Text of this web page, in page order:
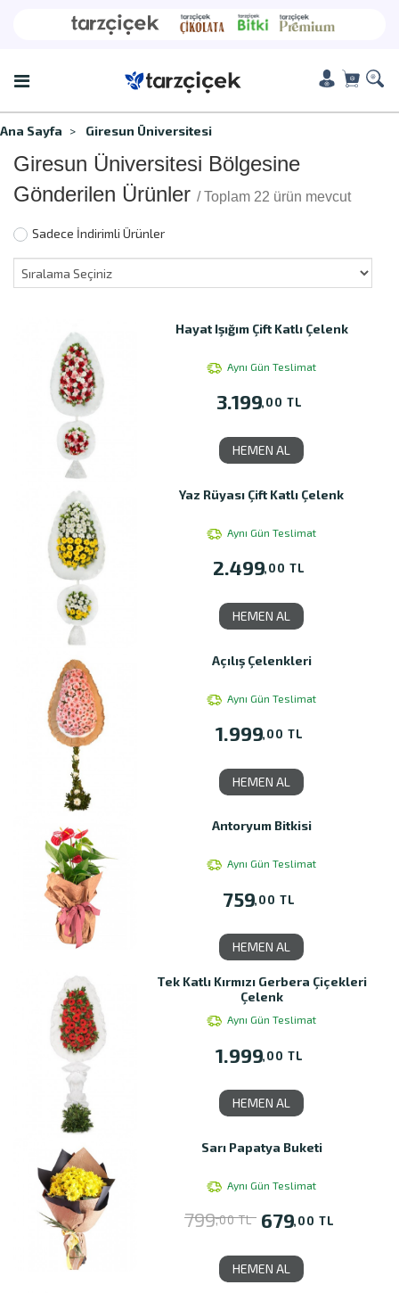
Ana Sayfa Giresun Üniversitesi
Giresun Üniversitesi Bölgesine
Gönderilen Ürünler / Toplam 22 ürün mevcut
Sadece İndirimli Ürünler
Hayat Işığım Çift Katlı Çelenk
Aynı Gün Teslimat
3.199,00 TL
HEMEN AL
Yaz Rüyası Çift Katlı Çelenk
Aynı Gün Teslimat
2.499,00 TL
HEMEN AL
Açılış Çelenkleri
Aynı Gün Teslimat
1.999,00 TL
HEMEN AL
Antoryum Bitkisi
Aynı Gün Teslimat
759,00 TL
HEMEN AL
Tek Katlı Kırmızı Gerbera Çiçekleri
Çelenk
Aynı Gün Teslimat
1.999,00 TL
HEMEN AL
Sarı Papatya Buketi
Aynı Gün Teslimat
799,00 TL 679,00 TL
HEMEN AL